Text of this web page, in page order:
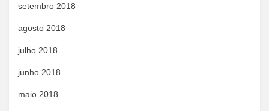
setembro 2018
agosto 2018
julho 2018
junho 2018
maio 2018